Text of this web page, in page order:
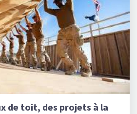
de toit, des projets à la